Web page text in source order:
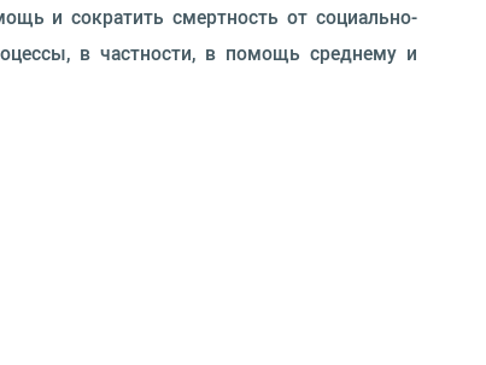
и сократить смертность от социально-
в частности, в помощь среднему и